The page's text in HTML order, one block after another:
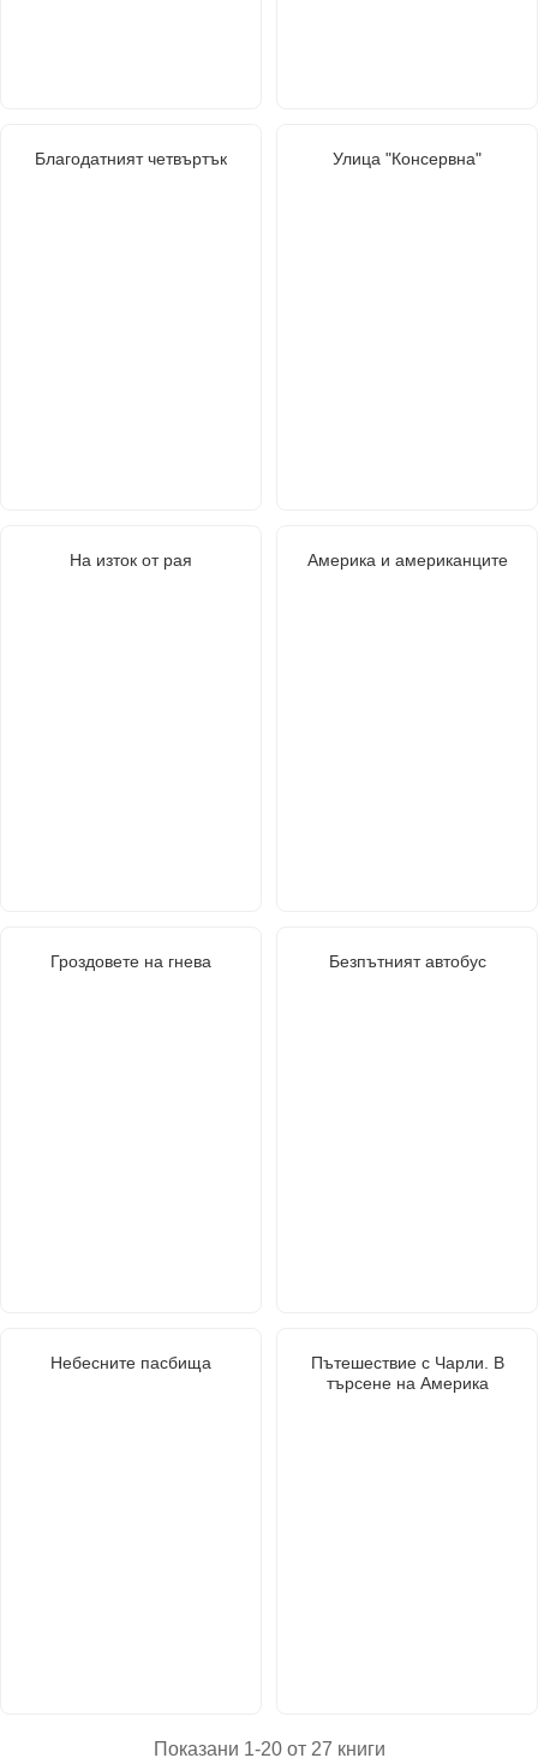
Благодатният четвъртък Улица "Консервна"
На изток от рая Америка и американците
Гроздовете на гнева Безпътният автобус
Небесните пасбища
Пътешествие с Чарли. В
търсене на Америка
Показани 1-20 от 27 книги